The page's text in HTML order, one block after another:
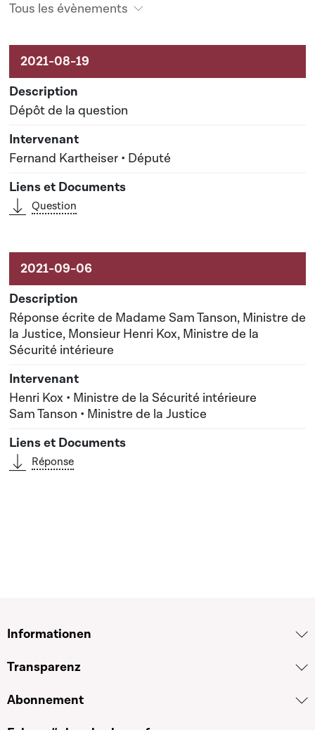
Tous les évènements
Activités sur le dossier
Dépôt de la question
Fernand Kartheiser • Député
Question
Réponse écrite de Madame Sam Tanson, Ministre de
la Justice, Monsieur Henri Kox, Ministre de la
Sécurité intérieure
Henri Kox • Ministre de la Sécurité intérieure
Sam Tanson • Ministre de la Justice
Réponse
Informationen
Transparenz
Abonnement